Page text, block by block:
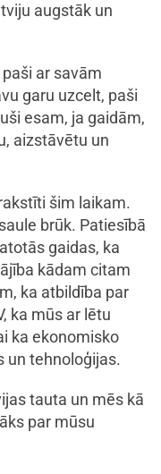
augstāk un
ar savām
garu uzcelt, paši
esam, ja gaidām,
aizstāvētu un
šim laikam.
brūk. Patiesībā
gaidas, ka
kādam citam
ka atbildība par
ka mūs ar lētu
ka ekonomisko
un tehnoloģijas.
tauta un mēs kā
par mūsu